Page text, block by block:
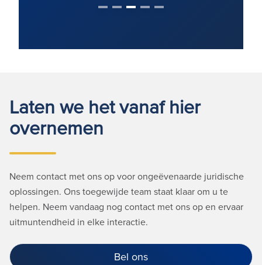
Laten we het vanaf hier
overnemen
Neem contact met ons op voor ongeëvenaarde juridische
oplossingen. Ons toegewijde team staat klaar om u te
helpen. Neem vandaag nog contact met ons op en ervaar
uitmuntendheid in elke interactie.
Bel ons